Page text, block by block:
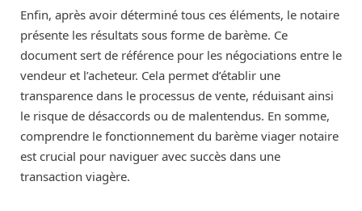
Enfin, après avoir déterminé tous ces éléments, le notaire
présente les résultats sous forme de barème. Ce
document sert de référence pour les négociations entre le
vendeur et l’acheteur. Cela permet d’établir une
transparence dans le processus de vente, réduisant ainsi
le risque de désaccords ou de malentendus. En somme,
comprendre le fonctionnement du barème viager notaire
est crucial pour naviguer avec succès dans une
transaction viagère.